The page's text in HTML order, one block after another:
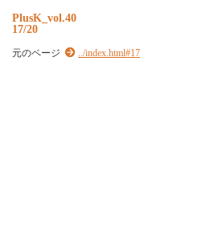
PlusK vol.40
17/20
元のページ ../index.html#17